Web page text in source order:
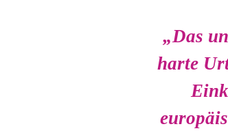
„Das
harte